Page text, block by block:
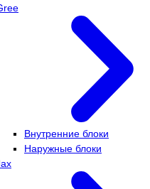
Внутренние блоки
Наружные блоки